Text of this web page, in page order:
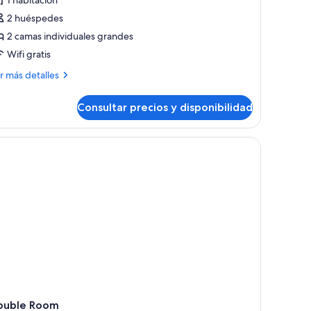
2 huéspedes
2 camas individuales grandes
Wifi gratis
más detalles
Consultar precios y disponibilidad
con cortinas.
Room